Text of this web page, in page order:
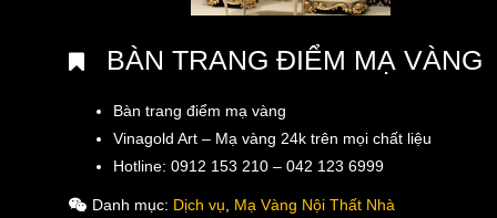
BÀN TRANG ĐIỂM MẠ VÀNG
Bàn trang điểm mạ vàng
Vinagold Art – Mạ vàng 24k trên mọi chất liệu
Hotline: 0912 153 210 – 042 123 6999
Danh mục: Dịch vụ Mạ Vàng Nội Thất Nhà